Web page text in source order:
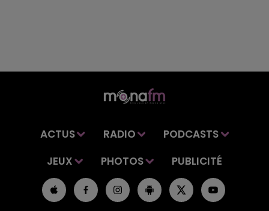
ACTUS RADIO
PODCASTS
JEUX
PHOTOS PUBLICITÉ